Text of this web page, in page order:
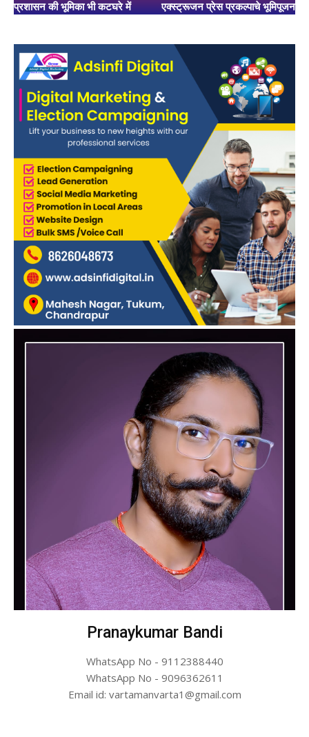
प्रशासन की भूमिका भी कटघरे में
एक्स्ट्रूजन प्रेस प्रकल्पाचे भूमिपूजन
Pranaykumar Bandi
WhatsApp No - 9112388440
WhatsApp No - 9096362611
Email id: vartamanvarta1@gmail.com